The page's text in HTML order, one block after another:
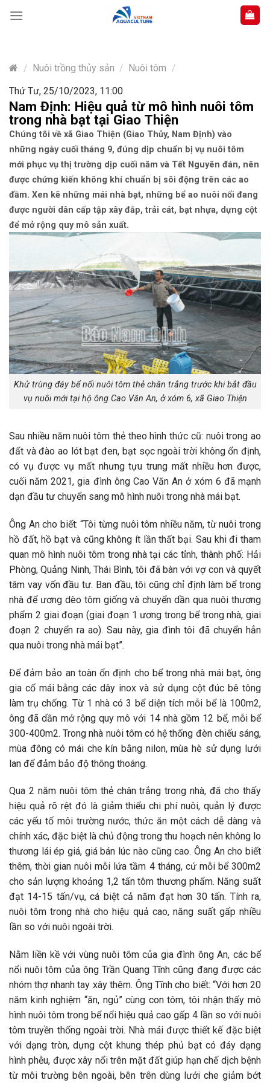
content
/ Nuôi trồng thủy sản / Nuôi tôm /
Thứ Tư, 25/10/2023, 11:00
Nam Định: Hiệu quả từ mô hình nuôi tôm
trong nhà bạt tại Giao Thiện
Chúng tôi về xã Giao Thiện (Giao Thủy, Nam Định) vào
những ngày cuối tháng 9, đúng dịp chuẩn bị vụ nuôi tôm
mới phục vụ thị trường dịp cuối năm và Tết Nguyên đán, nên
được chứng kiến không khí chuẩn bị sôi động trên các ao
đầm. Xen kẽ những mái nhà bạt, những bể ao nuôi nổi đang
được người dân cấp tập xây đắp, trải cát, bạt nhựa, dựng cột
để mở rộng quy mô sản xuất.
Khử trùng đáy bể nổi nuôi tôm thẻ chân trắng trước khi bắt đầu
vụ nuôi mới tại hộ ông Cao Văn An, ở xóm 6, xã Giao Thiện
Sau nhiều năm nuôi tôm thẻ theo hình thức cũ: nuôi trong ao
đất và đào ao lót bạt đen, bạt sọc ngoài trời không ổn định,
có vụ được vụ mất nhưng tựu trung mất nhiều hơn được,
cuối năm 2021, gia đình ông Cao Văn An ở xóm 6 đã mạnh
dạn đầu tư chuyển sang mô hình nuôi trong nhà mái bạt.
Ông An cho biết: “Tôi từng nuôi tôm nhiều năm, từ nuôi trong
hồ đất, hồ bạt và cũng không ít lần thất bại. Sau khi đi tham
quan mô hình nuôi tôm trong nhà tại các tỉnh, thành phố: Hải
Phòng, Quảng Ninh, Thái Bình, tôi đã bàn với vợ con và quyết
tâm vay vốn đầu tư. Ban đầu, tôi cũng chỉ định làm bể trong
nhà để ương dèo tôm giống và chuyển dần qua nuôi thương
phẩm 2 giai đoạn (giai đoạn 1 ương trong bể trong nhà, giai
đoạn 2 chuyển ra ao). Sau này, gia đình tôi đã chuyển hẳn
qua nuôi trong nhà mái bạt”.
Để đảm bảo an toàn ổn định cho bể trong nhà mái bạt, ông
gia cố mái bằng các dây inox và sử dụng cột đúc bê tông
làm trụ chống. Từ 1 nhà có 3 bể diện tích mỗi bể là 100m2,
ông đã dần mở rộng quy mô với 14 nhà gồm 12 bể, mỗi bể
300-400m2. Trong nhà nuôi tôm có hệ thống đèn chiếu sáng,
mùa đông có mái che kín bằng nilon, mùa hè sử dụng lưới
lan để đảm bảo độ thông thoáng.
Qua 2 năm nuôi tôm thẻ chân trắng trong nhà, đã cho thấy
hiệu quả rõ rệt đó là giảm thiểu chi phí nuôi, quản lý được
các yếu tố môi trường nước, thức ăn một cách dễ dàng và
chính xác, đặc biệt là chủ động trong thu hoạch nên không lo
thương lái ép giá, giá bán lúc nào cũng cao. Ông An cho biết
thêm, thời gian nuôi mỗi lứa tầm 4 tháng, cứ mỗi bể 300m2
cho sản lượng khoảng 1,2 tấn tôm thương phẩm. Năng suất
đạt 14-15 tấn/vụ, cá biệt cả năm đạt hơn 30 tấn. Tính ra,
nuôi tôm trong nhà cho hiệu quả cao, năng suất gấp nhiều
lần so với nuôi ngoài trời.
Nằm liền kề với vùng nuôi tôm của gia đình ông An, các bể
nổi nuôi tôm của ông Trần Quang Tĩnh cũng đang được các
nhóm thợ nhanh tay xây thêm. Ông Tĩnh cho biết: “Với hơn 20
năm kinh nghiệm “ăn, ngủ” cùng con tôm, tôi nhận thấy mô
hình nuôi tôm trong bể nổi hiệu quả cao gấp 4 lần so với nuôi
tôm truyền thống ngoài trời. Nhà mái được thiết kế đặc biệt
với dạng tròn, dựng cột khung thép phủ bạt có đáy dạng
hình phễu, được xây nổi trên mặt đất giúp hạn chế dịch bệnh
từ môi trường bên ngoài, bên trên dùng lưới che giảm bớt